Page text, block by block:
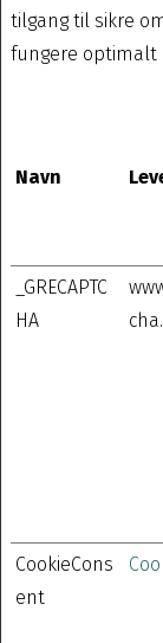
tilgang til sikre
fungere optimalt
Navn
_GRECAPTC
HA
CookieCons
ent